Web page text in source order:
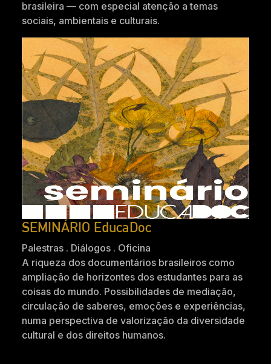
brasileira — com especial atenção a temas
sociais, ambientais e culturais.
SEMINÁRIO EducaDoc
Palestras . Diálogos . Oficina
A riqueza dos documentários brasileiros como
ampliação de horizontes dos estudantes para as
coisas do mundo. Possibilidades de mediação,
circulação de saberes, emoções e experiências,
numa perspectiva de valorização da diversidade
cultural e dos direitos humanos.